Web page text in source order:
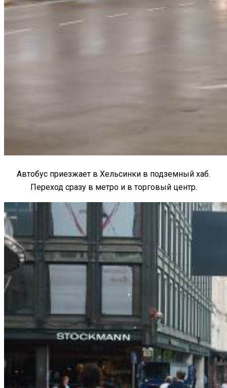
Автобус приезжает в Хельсинки в подземный хаб.
Переход сразу в метро и в торговый центр.